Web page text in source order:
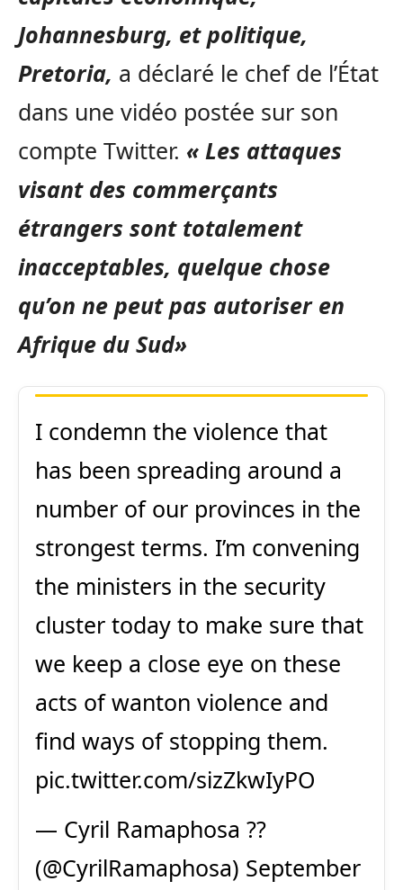
Johannesburg, et politique,
Pretoria, a déclaré le chef de l’État
dans une vidéo postée sur son
compte Twitter. « Les attaques
visant des commerçants
étrangers sont totalement
inacceptables, quelque chose
qu’on ne peut pas autoriser en
Afrique du Sud»
I condemn the violence that
has been spreading around a
number of our provinces in the
strongest terms. I’m convening
the ministers in the security
cluster today to make sure that
we keep a close eye on these
acts of wanton violence and
find ways of stopping them.
pic.twitter.com/sizZkwIyPO
— Cyril Ramaphosa ??
(@CyrilRamaphosa) September